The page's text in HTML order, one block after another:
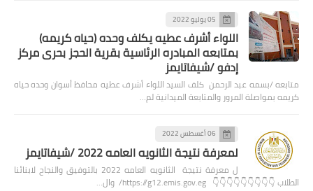
05 يوليو 2022
اللواء أشرف عطيه يكلف وحده (حياه كريمه)
بمتابعه المبادره الرئاسية بقرية الحجز بحرى مركز
إدفو /شيفاتايمز
متابعه /بسمه عبد الرحمن كلف السيد اللواء أشرف عطيه محافظ أسوان وحده حياه
كريمه بمواصلة المرور والمتابعة الميدانية لم…
06 أغسطس 2022
لمعرفة نتيجة الثانويه العامه 2022 /شيفاتايمز
ل معرفة نتيجة الثانويه العامه 2022 بالتوفيق والنجاح لابنائنا
الطلاب 👇👇👇👇👇👇👇👇👇 https://g12.emis.gov.eg/ وال…